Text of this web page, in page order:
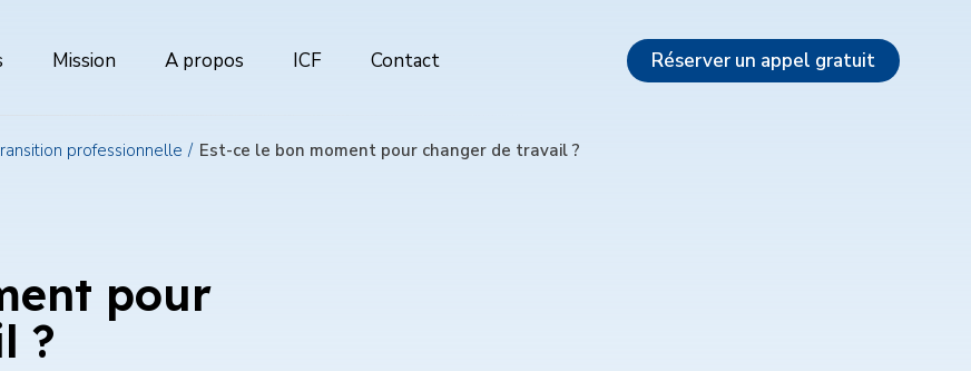
Mission A propos ICF Contact Réserver un appel gratuit
professionnelle Est-ce le bon moment pour changer de travail ?
pour
?